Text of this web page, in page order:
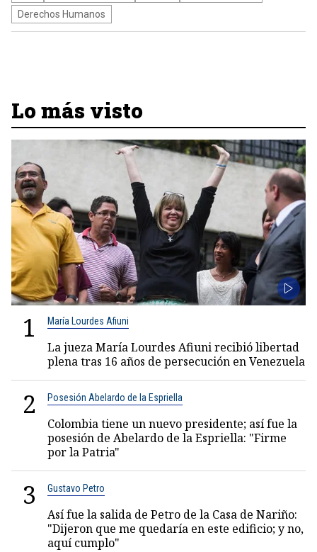
Derechos Humanos
Lo más visto
1 María Lourdes Afiuni
La jueza María Lourdes Afiuni recibió libertad
plena tras 16 años de persecución en Venezuela
2 Posesión Abelardo de la Espriella
Colombia tiene un nuevo presidente; así fue la
posesión de Abelardo de la Espriella: "Firme
por la Patria"
3 Gustavo Petro
Así fue la salida de Petro de la Casa de Nariño:
"Dijeron que me quedaría en este edificio; y no,
aquí cumplo"